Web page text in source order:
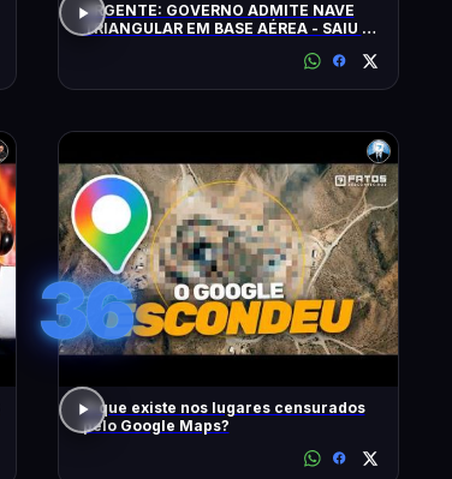
URGENTE: GOVERNO ADMITE NAVE
TRIANGULAR EM BASE AÉREA - SAIU O
36
O que existe nos lugares censurados
pelo Google Maps?